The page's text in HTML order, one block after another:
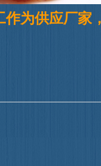
作为供应厂家